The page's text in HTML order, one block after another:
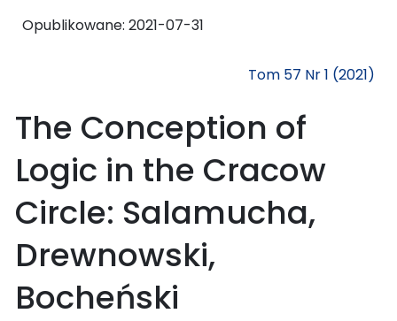
Opublikowane: 2021-07-31
Tom 57 Nr 1 (2021)
The Conception of
Logic in the Cracow
Circle: Salamucha,
Drewnowski,
Bocheński